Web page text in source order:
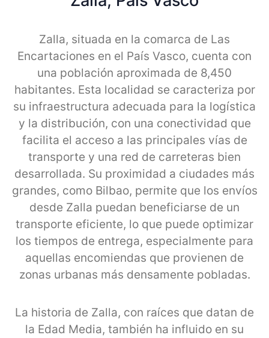
Zalla, situada en la comarca de Las
Encartaciones en el País Vasco, cuenta con
una población aproximada de 8,450
habitantes. Esta localidad se caracteriza por
su infraestructura adecuada para la logística
y la distribución, con una conectividad que
facilita el acceso a las principales vías de
transporte y una red de carreteras bien
desarrollada. Su proximidad a ciudades más
grandes, como Bilbao, permite que los envíos
desde Zalla puedan beneficiarse de un
transporte eficiente, lo que puede optimizar
los tiempos de entrega, especialmente para
aquellas encomiendas que provienen de
zonas urbanas más densamente pobladas.
La historia de Zalla, con raíces que datan de
la Edad Media, también ha influido en su